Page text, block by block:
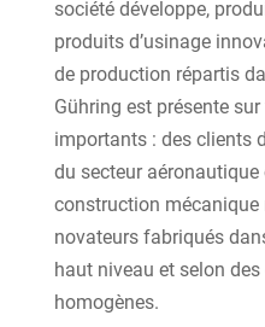
société développe,
produits d’usinage
de production répartis
Gühring est présente
importants : des clients
du secteur
construction
novateurs fabriqués
haut niveau et selon
homogènes.